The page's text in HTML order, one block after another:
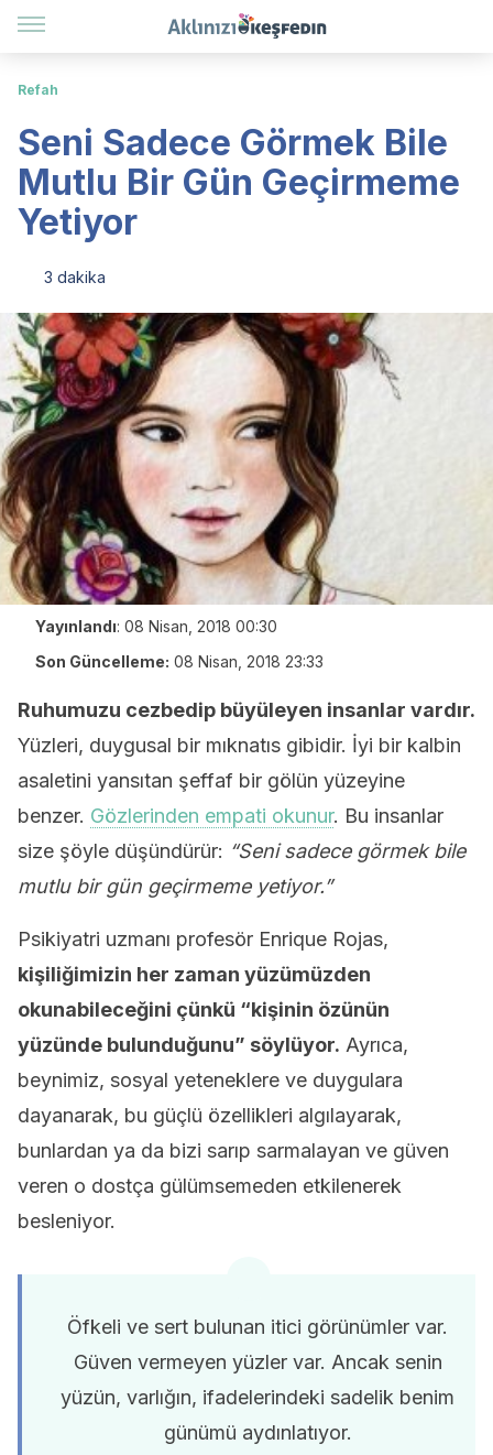
Refah
Seni Sadece Görmek Bile
Mutlu Bir Gün Geçirmeme
Yetiyor
3 dakika
Yayınlandı: 08 Nisan, 2018 00:30
Son Güncelleme: 08 Nisan, 2018 23:33
Ruhumuzu cezbedip büyüleyen insanlar vardır.
Yüzleri, duygusal bir mıknatıs gibidir. İyi bir kalbin
asaletini yansıtan şeffaf bir gölün yüzeyine
benzer. Gözlerinden empati okunur. Bu insanlar
size şöyle düşündürür: “Seni sadece görmek bile
mutlu bir gün geçirmeme yetiyor.”
Psikiyatri uzmanı profesör Enrique Rojas,
kişiliğimizin her zaman yüzümüzden
okunabileceğini çünkü “kişinin özünün
yüzünde bulunduğunu” söylüyor. Ayrıca,
beynimiz, sosyal yeteneklere ve duygulara
dayanarak, bu güçlü özellikleri algılayarak,
bunlardan ya da bizi sarıp sarmalayan ve güven
veren o dostça gülümsemeden etkilenerek
besleniyor.
Öfkeli ve sert bulunan itici görünümler var.
Güven vermeyen yüzler var. Ancak senin
yüzün, varlığın, ifadelerindeki sadelik benim
günümü aydınlatıyor.